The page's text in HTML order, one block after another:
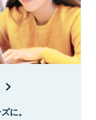
に。